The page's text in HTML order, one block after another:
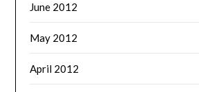
June 2012
May 2012
April 2012